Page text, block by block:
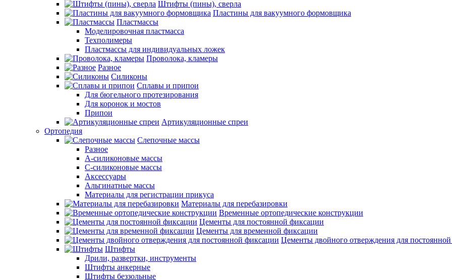
Штифты (пины), сверла
Пластины для вакуумного формовщика
Пластмассы
Моделировочная пластмасса
Техполимеры
Пластмассы для индивидуальных ложек
Проволока, кламеры
Разное
Силиконы
Сплавы и припои
Для бюгельного протезирования
Для коронок и мостов
Припои
Артикуляционные спреи
Ортопедия
Слепочные массы
Разное
А-силиконовые массы
С-силиконовые массы
Аксессуары
Альгинатные массы
Материалы для регистрации прикуса
Материалы для перебазировки
Временные ортопедические конструкции
Цементы для постоянной фиксации
Цементы для временной фиксации
Цементы двойного отверждения для
Штифты
Дрили, развертки, инструменты
Штифты анкерные
Штифты беззольные